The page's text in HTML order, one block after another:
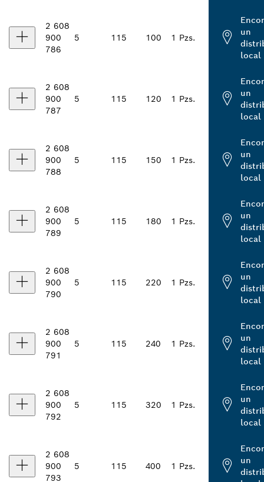
2 608
900
786
5 115 100 1 Pzs.
un
local
2 608
900
787
5 115 120 1 Pzs.
un
local
2 608
900
788
5 115 150 1 Pzs.
un
local
2 608
900
789
5 115 180 1 Pzs.
un
local
2 608
900
790
5 115 220 1 Pzs.
un
local
2 608
900
791
5 115 240 1 Pzs.
un
local
2 608
900
792
5 115 320 1 Pzs.
un
local
2 608
900
793
5 115 400 1 Pzs.
un